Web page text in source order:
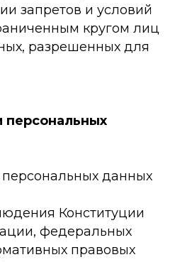
запретов и условий
кругом лиц
разрешенных для
персональных
персональных данных
Конституции
федеральных
правовых